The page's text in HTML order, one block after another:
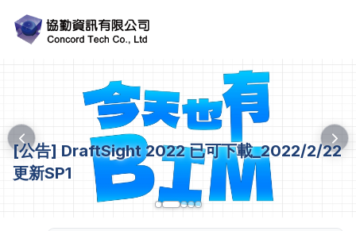
[公告] DraftSight 2022 已可下載_2022/2/22
更新SP1